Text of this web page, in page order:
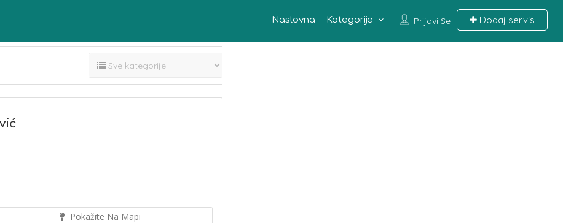
Prijavi Se Dodaj servis
Naslovna Kategorije
Pokažite Na Mapi